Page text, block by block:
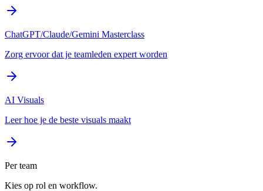
ChatGPT/Claude/Gemini Masterclass
Zorg ervoor dat je teamleden expert worden
AI Visuals
Leer hoe je de beste visuals maakt
Per team
Kies op rol en workflow.